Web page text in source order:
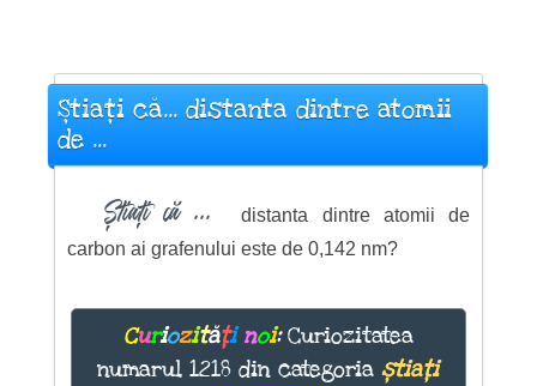
Știați că... distanta dintre atomii
de ...
Știați că ...
distanta dintre atomii de
carbon ai grafenului este de 0,142 nm?
Curiozități noi:Curiozitatea
numarul 1218 din categoriaștiați